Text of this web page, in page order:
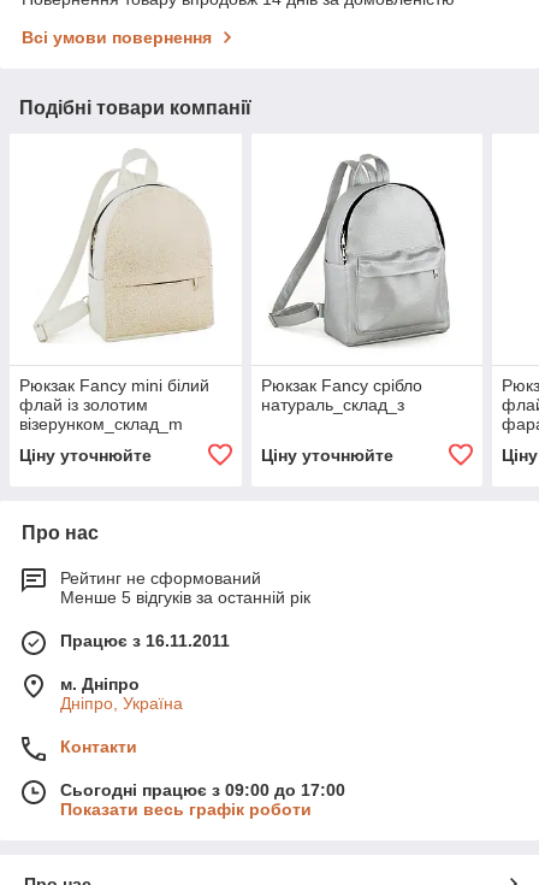
Всі умови повернення
Подібні товари компанії
Рюкзак Fancy mini білий
флай із золотим
візерунком_склад_m
Ціну уточнюйте
Рюкзак Fancy срібло
натураль_склад_з
Ціну уточнюйте
Про нас
Рейтинг не сформований
Менше 5 відгуків за останній рік
Працює з 16.11.2011
м. Дніпро
Дніпро, Україна
Контакти
Сьогодні працює з 09:00 до 17:00
Показати весь графік роботи